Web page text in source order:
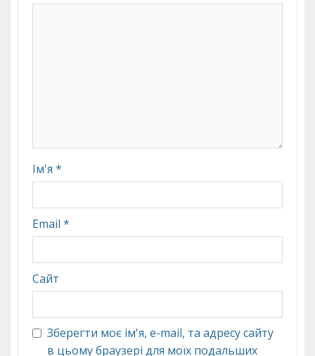
Ім'я *
Email *
Сайт
Зберегти моє ім'я, e-mail, та адресу сайту
в цьому браузері для моїх подальших